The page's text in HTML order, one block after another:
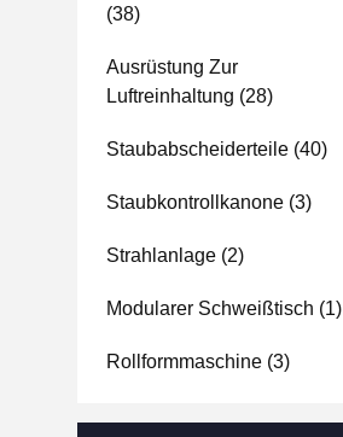
(38)
Ausrüstung Zur
Luftreinhaltung (28)
Staubabscheiderteile (40)
Staubkontrollkanone (3)
Strahlanlage (2)
Modularer Schweißtisch (1)
Rollformmaschine (3)